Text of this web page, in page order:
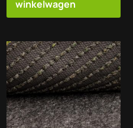
winkelwagen